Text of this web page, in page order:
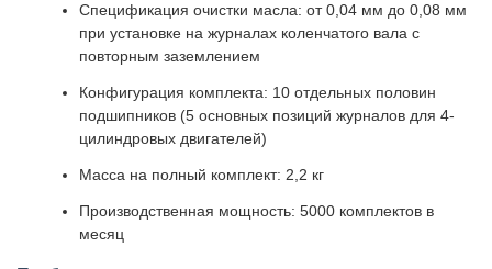
Спецификация очистки масла: от 0,04 мм до 0,08 мм
при установке на журналах коленчатого вала с
повторным заземлением
Конфигурация комплекта: 10 отдельных половин
подшипников (5 основных позиций журналов для 4-
цилиндровых двигателей)
Масса на полный комплект: 2,2 кг
Производственная мощность: 5000 комплектов в
месяц